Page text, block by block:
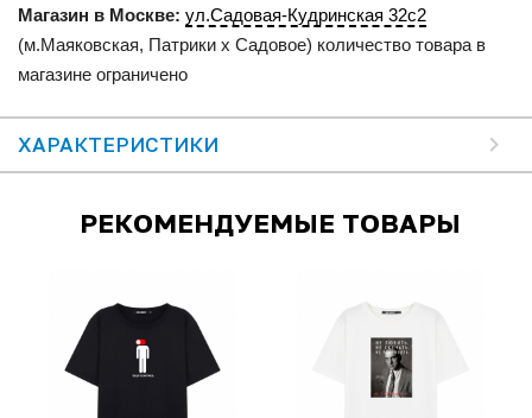
Магазин в Москве: ул.Садовая-Кудринская 32с2
(м.Маяковская, Патрики x Садовое) количество товара в
магазине ограничено
ХАРАКТЕРИСТИКИ
РЕКОМЕНДУЕМЫЕ ТОВАРЫ